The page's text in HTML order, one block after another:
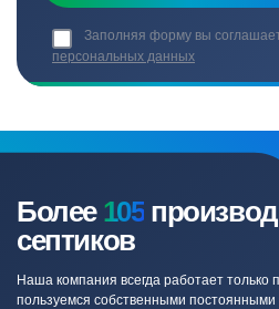
Заполняя форму вы
персональных данных
Более 105
септиков
Наша компания всегда работает
пользуемся собственными